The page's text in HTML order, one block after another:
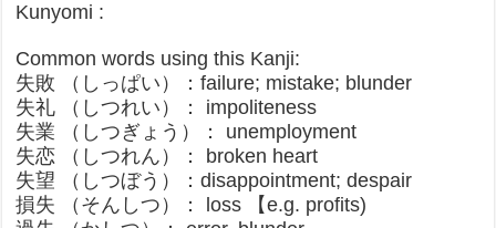
Kunyomi :
Common words using this Kanji:
失敗 （しっぱい）：failure; mistake; blunder​
失礼 （しつれい）： impoliteness
失業 （しつぎょう）： unemployment
失恋 （しつれん）： broken heart
失望 （しつぼう）：disappointment; despair​
損失 （そんしつ）： loss 【e.g. profits)